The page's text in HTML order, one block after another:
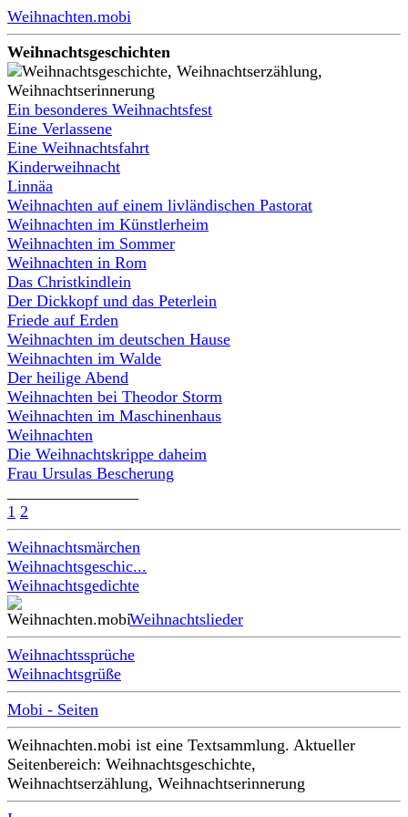
Weihnachten.mobi
Weihnachtsgeschichten
Ein besonderes Weihnachtsfest
Eine Verlassene
Eine Weihnachtsfahrt
Kinderweihnacht
Linnäa
Weihnachten auf einem livländischen Pastorat
Weihnachten im Künstlerheim
Weihnachten im Sommer
Weihnachten in Rom
Das Christkindlein
Der Dickkopf und das Peterlein
Friede auf Erden
Weihnachten im deutschen Hause
Weihnachten im Walde
Der heilige Abend
Weihnachten bei Theodor Storm
Weihnachten im Maschinenhaus
Weihnachten
Die Weihnachtskrippe daheim
Frau Ursulas Bescherung
1 2
Weihnachtsmärchen
Weihnachtsgeschic...
Weihnachtsgedichte
Weihnachtslieder
Weihnachtssprüche
Weihnachtsgrüße
Mobi - Seiten
Weihnachten.mobi ist eine Textsammlung. Aktueller
Seitenbereich: Weihnachtsgeschichte,
Weihnachtserzählung, Weihnachtserinnerung